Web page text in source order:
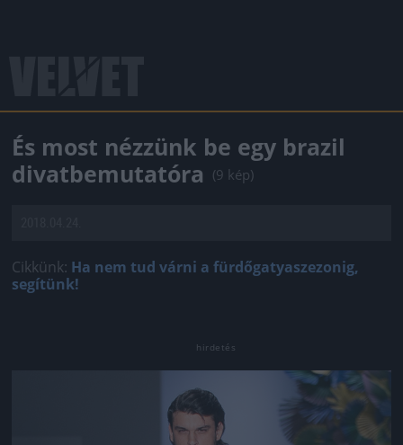
És most nézzünk be egy brazil
divatbemutatóra (9 kép)
Cikkünk: Ha nem tud várni a fürdőgatyaszezonig,
segítünk!
Jön még kép!